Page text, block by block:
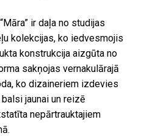
ir daļa no studijas
kolekcijas, ko iedvesmojis
konstrukcija aizgūta no
sakņojas vernakulārajā
ko dizaineriem izdevies
jaunai un reizē
nepārtrauktajiem